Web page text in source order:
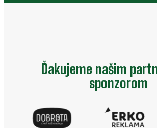
Ďakujeme našim
sponzorom